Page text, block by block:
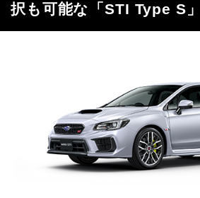
択も可能な「STI Type S」